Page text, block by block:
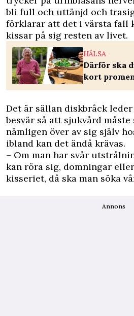
bli full och uttänjd och
förklarar att det i värsta fall
kissar på sig resten av livet.
HÄLSA
Därför ska
kort
Det är sällan diskbråck
besvär så att sjukvård
nämligen över av sig själv
ibland kan det ändå krävas.
– Om man har svår
kan röra sig, domningar
kisseriet, då ska man söka
Annons